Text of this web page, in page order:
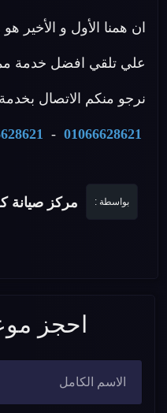
ان همنا الأول و الأخير
علي تلقي افضل خدمة
نرجو منكم الاتصال بخدمة
01066628621
-
بواسطة : مركز صيانة
احجز